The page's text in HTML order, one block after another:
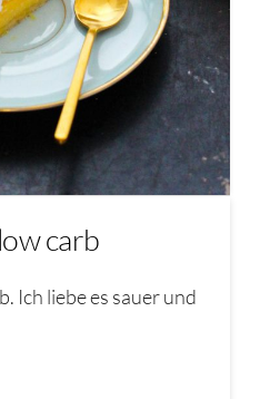
carb
Ich liebe es sauer und